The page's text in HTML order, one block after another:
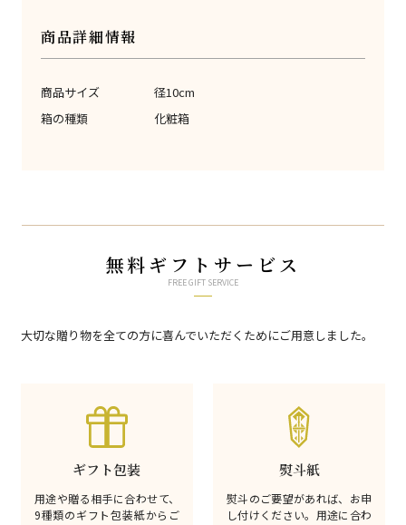
商品詳細情報
商品サイズ
径10cm
箱の種類
化粧箱
無料ギフトサービス
FREE GIFT SERVICE
大切な贈り物を全ての方に喜んでいただくためにご用意しました。
ギフト包装
用途や贈る相手に合わせて、
9種類のギフト包装紙からご
熨斗紙
熨斗のご要望があれば、お申
し付けください。用途に合わ